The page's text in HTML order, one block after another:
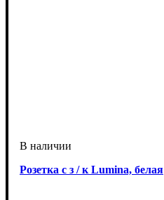
Розетка с з / к Lumina, белая